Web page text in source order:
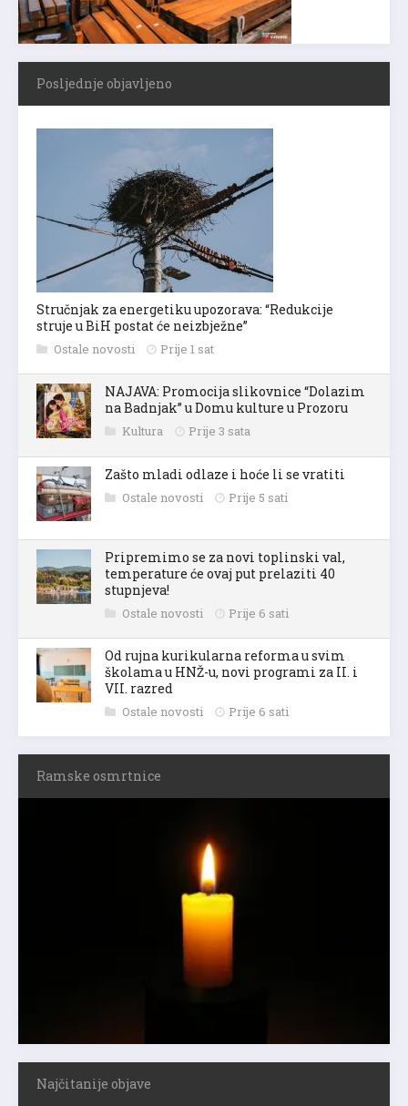
Posljednje objavljeno
Stručnjak za energetiku upozorava: “Redukcije
struje u BiH postat će neizbježne”
Ostale novosti Prije 1 sat
NAJAVA: Promocija slikovnice “Dolazim
na Badnjak” u Domu kulture u Prozoru
Kultura Prije 3 sata
Zašto mladi odlaze i hoće li se vratiti
Ostale novosti Prije 5 sati
Pripremimo se za novi toplinski val,
temperature će ovaj put prelaziti 40
stupnjeva!
Ostale novosti Prije 6 sati
Od rujna kurikularna reforma u svim
školama u HNŽ-u, novi programi za II. i
VII. razred
Ostale novosti Prije 6 sati
Ramske osmrtnice
Najčitanije objave